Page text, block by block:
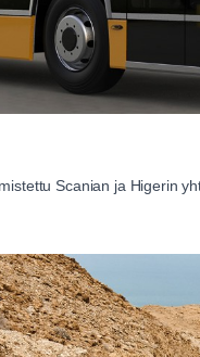
Scanian ja Higerin